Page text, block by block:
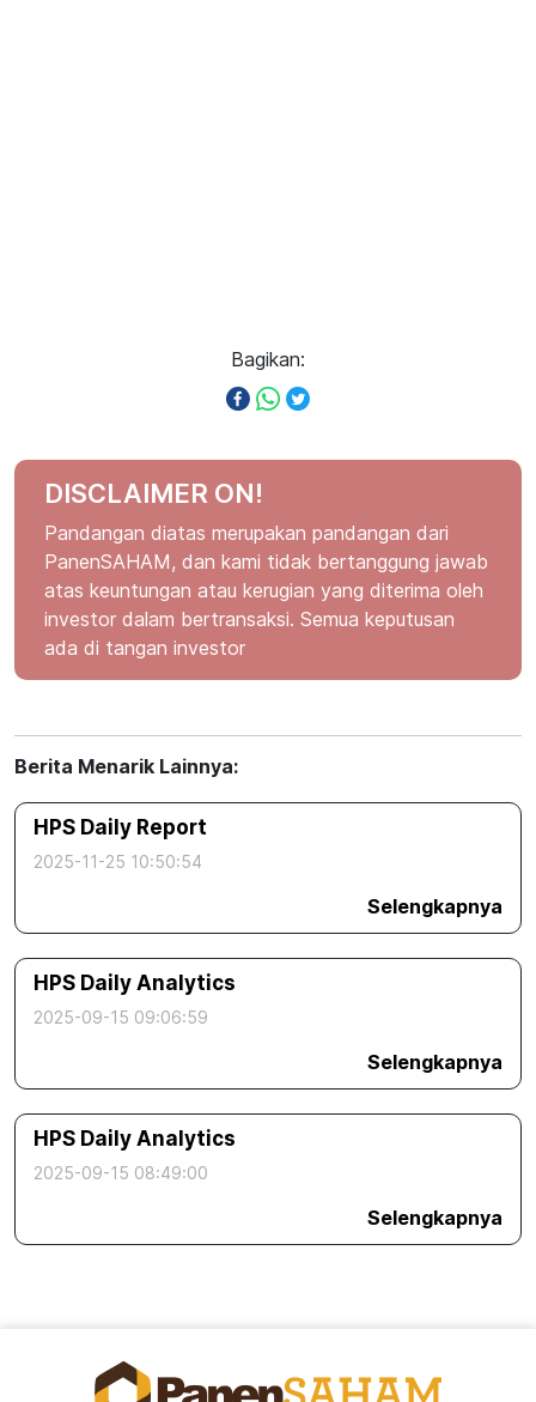
Bagikan:
DISCLAIMER ON!
Pandangan diatas merupakan pandangan dari
PanenSAHAM, dan kami tidak bertanggung jawab
atas keuntungan atau kerugian yang diterima oleh
investor dalam bertransaksi. Semua keputusan
ada di tangan investor
Berita Menarik Lainnya:
HPS Daily Report
2025-11-25 10:50:54
Selengkapnya
HPS Daily Analytics
2025-09-15 09:06:59
Selengkapnya
HPS Daily Analytics
2025-09-15 08:49:00
Selengkapnya